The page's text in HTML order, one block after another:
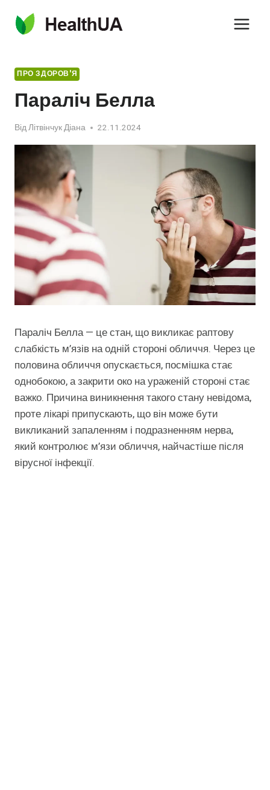
вмісту
ПРО ЗДОРОВ'Я
Параліч Белла
ВідЛітвінчук Діана 22.11.2024
Параліч Белла — це стан, що викликає раптову
слабкість м’язів на одній стороні обличчя. Через це
половина обличчя опускається, посмішка стає
однобокою, а закрити око на ураженій стороні стає
важко. Причина виникнення такого стану невідома,
проте лікарі припускають, що він може бути
викликаний запаленням і подразненням нерва,
який контролює м’язи обличчя, найчастіше після
вірусної інфекції.